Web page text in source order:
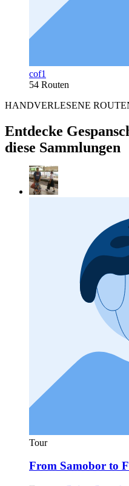
cof1
54 Routen
HANDVERLESENE
Entdecke
diese Sammlungen
Tour
From Samobor to